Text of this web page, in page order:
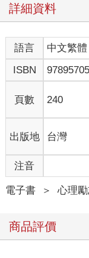
趁機逃過一劫。
了。
不久，學校的廣播
導處。」我只好帶
看到偌大的辦公室
並遞上悔過書，但
只不過是利用愚人節
➤摘芒果摘到導師家
有一次趁午休時間
外，準備去附近一
樹去摘芒果，而女生
摘邊吃，既有趣又開
要我們供出主謀，
手鐧，警吿並恐嚇我
學。事實上，我們
詳細資料
語言 中文繁體
ISBN
頁數 240
出版地 台灣
注音
電子書 ＞ 心理
商品評價